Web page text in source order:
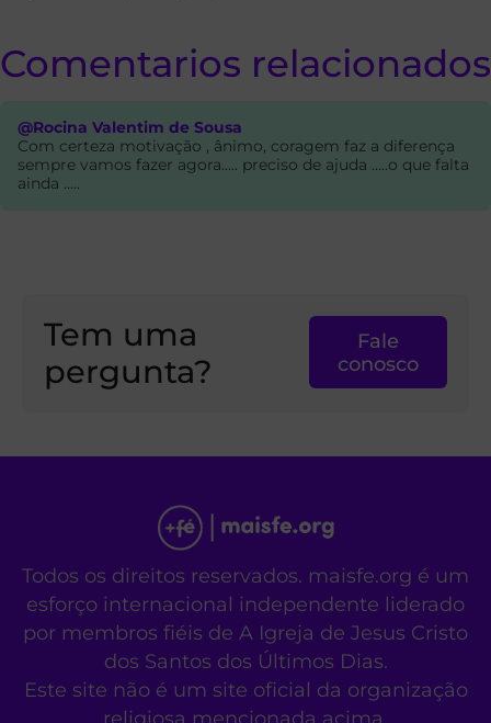
Comentarios relacionados
@Rocina Valentim de Sousa
Com certeza motivação , ânimo, coragem faz a diferença
sempre vamos fazer agora..... preciso de ajuda .....o que falta
ainda .....
Tem uma
pergunta?
Fale
conosco
Todos os direitos reservados. maisfe.org é um
esforço internacional independente liderado
por membros fiéis de A Igreja de Jesus Cristo
dos Santos dos Últimos Dias.
Este site não é um site oficial da organização
religiosa mencionada acima.